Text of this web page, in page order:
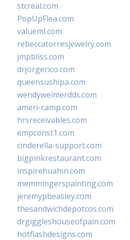
stcreal.com
PopUpFlea.com
valueml.com
rebeccatorresjewelry.com
jmpbliss.com
drjorgerico.com
queensushipa.com
wendyweimerdds.com
ameri-camp.com
hrsreceivables.com
empconst1.com
cinderella-support.com
bigpinkrestaurant.com
inspirehuahin.com
memmingerspainting.com
jeremypbeasley.com
thesandwichdepotcos.com
drgiggleshouseofpain.com
hotflashdesigns.com